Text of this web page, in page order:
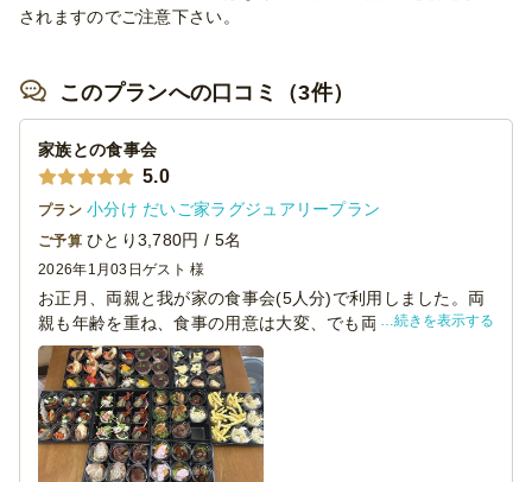
されますのでご注意下さい。
このプランへの口コミ（3件）
家族との食事会
5.0
プラン 小分け だいご家ラグジュアリープラン
ご予算 ひとり3,780円 / 5名
2026年1月03日 ゲスト 様
お正月、両親と我が家の食事会(5人分)で利用しました。両
親も年齢を重ね、食事の用意は大変、でも両親の家で孫達
を呼びたいという思いがあったので、これだけのボリュー
ムで小分け、少しずつ多くの種類の味が楽しめて、お腹一
杯ということで、皆満足でした。
続きを表示する